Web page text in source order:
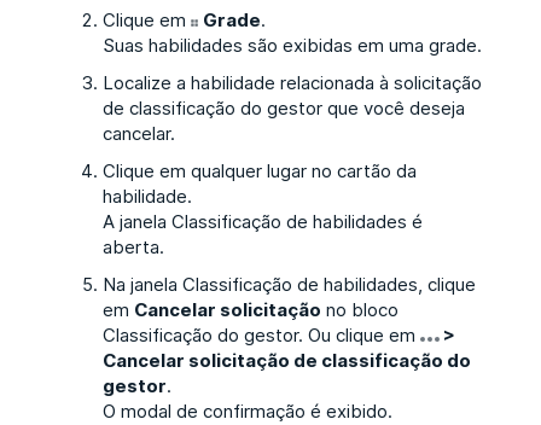
Clique em
Grade.
Suas habilidades são exibidas em uma grade.
Localize a habilidade relacionada à solicitação
de classificação do gestor que você deseja
cancelar.
Clique em qualquer lugar no cartão da
habilidade.
A janela Classificação de habilidades é
aberta.
Na janela Classificação de habilidades, clique
em Cancelar solicitação no bloco
Classificação do gestor. Ou clique em
>
Cancelar solicitação de classificação do
gestor.
O modal de confirmação é exibido.